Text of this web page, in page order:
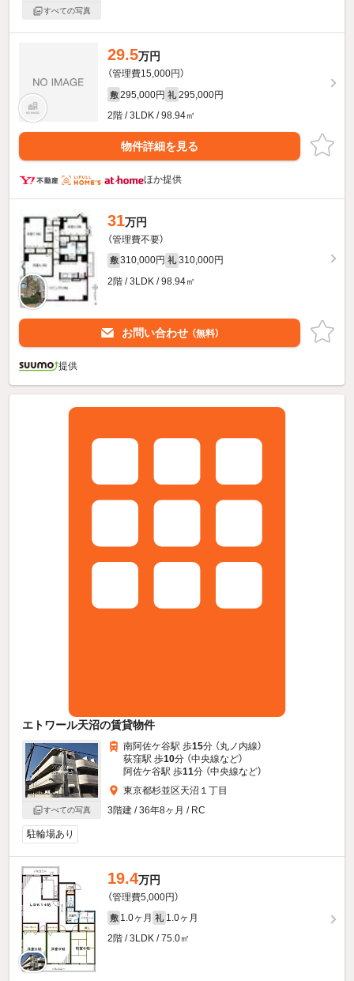
すべての写真
29.5万円
（管理費15,000円）
敷 295,000円 礼 295,000円
2階 / 3LDK / 98.94㎡
物件詳細を見る
ほか提供
31万円
（管理費不要）
敷 310,000円 礼 310,000円
2階 / 3LDK / 98.94㎡
お問い合わせ （無料）
提供
エトワール天沼の賃貸物件
すべての写真
南阿佐ケ谷駅 歩15分 （丸ノ内線）
荻窪駅 歩10分 （中央線など）
阿佐ケ谷駅 歩11分 （中央線など）
東京都杉並区天沼１丁目
3階建 / 36年8ヶ月 / RC
駐輪場あり
19.4万円
（管理費5,000円）
敷 1.0ヶ月 礼 1.0ヶ月
2階 / 3LDK / 75.0㎡